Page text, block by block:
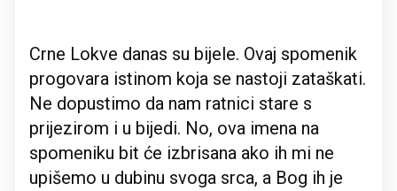
Crne Lokve danas su bijele. Ovaj spomenik
progovara istinom koja se nastoji zataškati.
Ne dopustimo da nam ratnici stare s
prijezirom i u bijedi. No, ova imena na
spomeniku bit će izbrisana ako ih mi ne
upišemo u dubinu svoga srca, a Bog ih je